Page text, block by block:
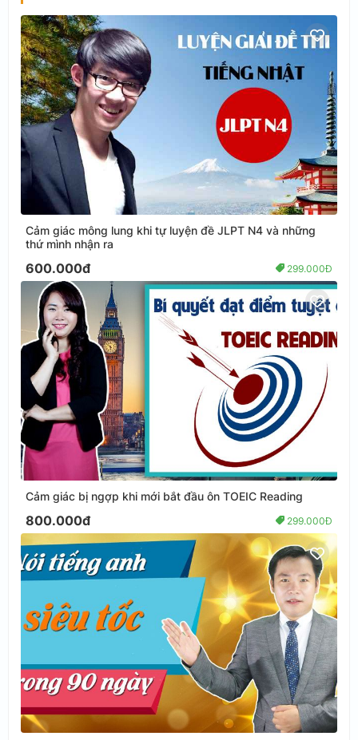
Cảm giác mông lung khi tự luyện đề JLPT N4 và những
thứ mình nhận ra
600.000đ 299.000Đ
Cảm giác bị ngợp khi mới bắt đầu ôn TOEIC Reading
800.000đ 299.000Đ